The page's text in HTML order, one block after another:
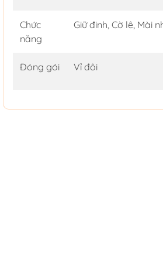
Chức
năng
Giữ đinh, Cờ lê, Mài
Đóng gói Vỉ đôi